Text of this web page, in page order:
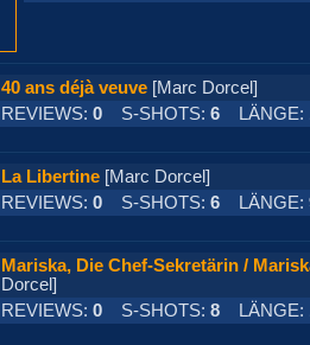
40 ans déjà veuve [Marc Dorcel]
REVIEWS: 0 S-SHOTS: 6 LÄNGE:
La Libertine [Marc Dorcel]
REVIEWS: 0 S-SHOTS: 6 LÄNGE:
Mariska, Die Chef-Sekretärin /
Dorcel]
REVIEWS: 0 S-SHOTS: 8 LÄNGE: